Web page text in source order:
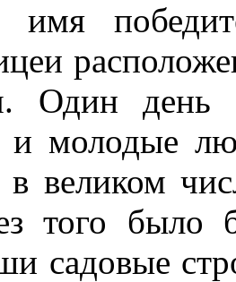
имя
Один день
и молодые
в великом
того
садовые